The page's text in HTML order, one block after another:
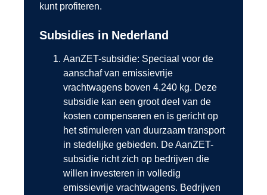
kunt profiteren.
Subsidies in Nederland
AanZET-subsidie: Speciaal voor de
aanschaf van emissievrije
vrachtwagens boven 4.240 kg. Deze
subsidie kan een groot deel van de
kosten compenseren en is gericht op
het stimuleren van duurzaam transport
in stedelijke gebieden​. De AanZET-
subsidie richt zich op bedrijven die
willen investeren in volledig
emissievrije vrachtwagens. Bedrijven